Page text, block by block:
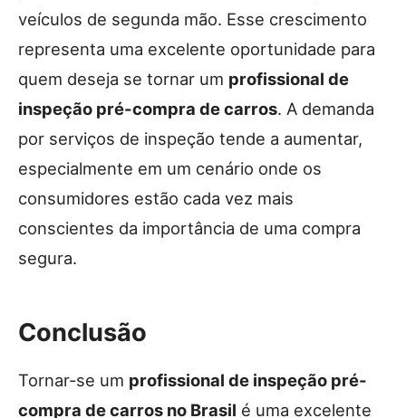
veículos de segunda mão. Esse crescimento
representa uma excelente oportunidade para
quem deseja se tornar um profissional de
inspeção pré-compra de carros. A demanda
por serviços de inspeção tende a aumentar,
especialmente em um cenário onde os
consumidores estão cada vez mais
conscientes da importância de uma compra
segura.
Conclusão
Tornar-se um profissional de inspeção pré-
compra de carros no Brasil é uma excelente